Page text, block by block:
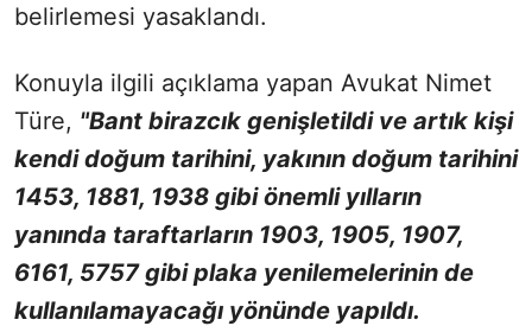
belirlemesi yasaklandı.
Konuyla ilgili açıklama yapan Avukat Nimet
Türe, "Bant birazcık genişletildi ve artık kişi
kendi doğum tarihini, yakının doğum tarihini
1453, 1881, 1938 gibi önemli yılların
yanında taraftarların 1903, 1905, 1907,
6161, 5757 gibi plaka yenilemelerinin de
kullanılamayacağı yönünde yapıldı.